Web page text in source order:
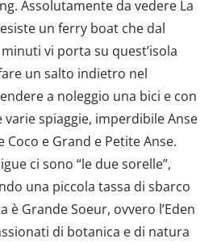
Assolutamente da vedere La
un ferry boat che dal
vi porta su quest’isola
un salto indietro nel
a noleggio una bici e con
spiaggie, imperdibile Anse
Coco e Grand e Petite Anse.
ci sono “le due sorelle”,
una piccola tassa di sbarco
è Grande Soeur, ovvero l’Eden
di botanica e di natura